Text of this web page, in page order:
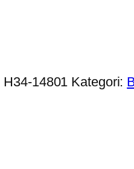
H34-14801 Kategori: